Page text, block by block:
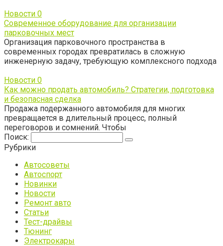
Новости 0
Современное оборудование для организации
парковочных мест
Организация парковочного пространства в
современных городах превратилась в сложную
инженерную задачу, требующую комплексного подхода
Новости 0
Как можно продать автомобиль? Стратегии, подготовка
и безопасная сделка
Продажа подержанного автомобиля для многих
превращается в длительный процесс, полный
переговоров и сомнений. Чтобы
Поиск:
Рубрики
Автосоветы
Автоспорт
Новинки
Новости
Ремонт авто
Статьи
Тест-драйвы
Тюнинг
Электрокары